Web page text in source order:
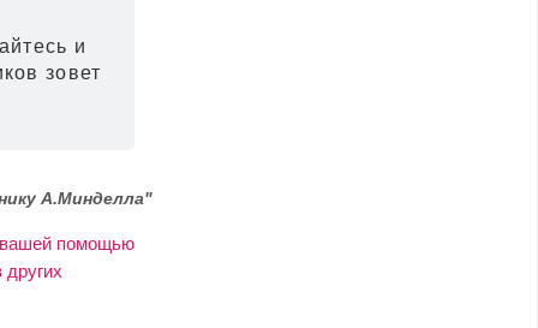
и
зовет
А.Минделла"
вашей помощью